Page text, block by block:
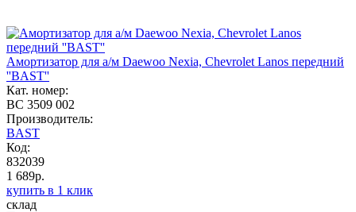
Амортизатор для а/м Daewoo Nexia, Chevrolet Lanos передний
''BAST''
Кат. номер:
BC 3509 002
Производитель:
BAST
Код:
832039
1 689р.
купить в 1 клик
склад